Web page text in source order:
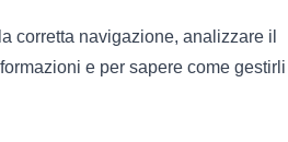
corretta navigazione, analizzare il
e per sapere come gestirli